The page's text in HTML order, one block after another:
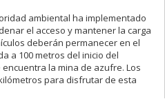
ambiental ha implementado
el acceso y mantener la carga
deberán permanecer en el
a 100 metros del inicio del
la mina de azufre. Los
para disfrutar de esta